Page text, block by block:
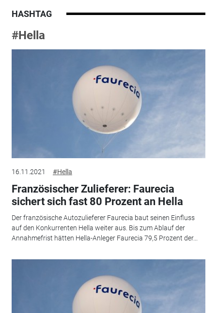
HASHTAG
#Hella
16.11.2021 #Hella
Französischer Zulieferer: Faurecia
sichert sich fast 80 Prozent an Hella
Der französische Autozulieferer Faurecia baut seinen Einfluss
auf den Konkurrenten Hella weiter aus. Bis zum Ablauf der
Annahmefrist hätten Hella-Anleger Faurecia 79,5 Prozent der...